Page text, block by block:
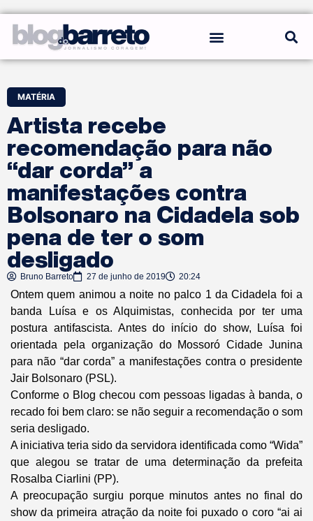
MATÉRIA
Artista recebe
recomendação para não
“dar corda” a
manifestações contra
Bolsonaro na Cidadela sob
pena de ter o som
desligado
Bruno Barreto 27 de junho de 2019 20:24
Ontem quem animou a noite no palco 1 da Cidadela foi a
banda Luísa e os Alquimistas, conhecida por ter uma
postura antifascista. Antes do início do show, Luísa foi
orientada pela organização do Mossoró Cidade Junina
para não “dar corda” a manifestações contra o presidente
Jair Bolsonaro (PSL).
Conforme o Blog checou com pessoas ligadas à banda, o
recado foi bem claro: se não seguir a recomendação o som
seria desligado.
A iniciativa teria sido da servidora identificada como “Wida”
que alegou se tratar de uma determinação da prefeita
Rosalba Ciarlini (PP).
A preocupação surgiu porque minutos antes no final do
show da primeira atração da noite foi puxado o coro “ai ai